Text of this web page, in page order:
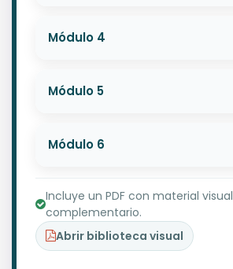
Módulo 4
Módulo 5
Módulo 6
Incluye un PDF con material visual
complementario.
Abrir biblioteca visual